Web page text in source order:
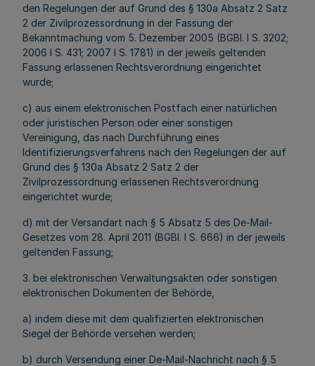
den Regelungen der auf Grund des § 130a Absatz 2 Satz
2 der Zivilprozessordnung in der Fassung der
Bekanntmachung vom 5. Dezember 2005 (BGBl. I S. 3202;
2006 I S. 431; 2007 I S. 1781) in der jeweils geltenden
Fassung erlassenen Rechtsverordnung eingerichtet
wurde;
c) aus einem elektronischen Postfach einer natürlichen
oder juristischen Person oder einer sonstigen
Vereinigung, das nach Durchführung eines
Identifizierungsverfahrens nach den Regelungen der auf
Grund des § 130a Absatz 2 Satz 2 der
Zivilprozessordnung erlassenen Rechtsverordnung
eingerichtet wurde;
d) mit der Versandart nach § 5 Absatz 5 des De-Mail-
Gesetzes vom 28. April 2011 (BGBl. I S. 666) in der jeweils
geltenden Fassung;
3. bei elektronischen Verwaltungsakten oder sonstigen
elektronischen Dokumenten der Behörde,
a) indem diese mit dem qualifizierten elektronischen
Siegel der Behörde versehen werden;
b) durch Versendung einer De-Mail-Nachricht nach § 5